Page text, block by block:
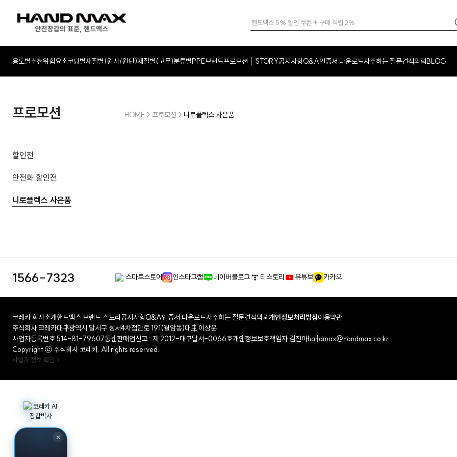
용도별추천위험요소코팅별재질별(원사/원단)재질별(고무)분류별PPE브랜드프로모션 STORY공지사항Q&A인증서 다운로드자주하는 질문견적의뢰BLOG
×
프로모션
할인전
안전화 할인전
니로플렉스 사은품
HOME > 프로모션 > 니로플렉스 사은품
1566-7323 스마트스토어 인스타그램 네이버블로그 티스토리 유튜브 카카오
코레카 회사소개핸드맥스 브랜드 스토리공지사항Q&A인증서 다운로드자주하는 질문견적의뢰개인정보처리방침이용약관
주식회사 코레카대구광역시 달서구 성서4차첨단로 191(월암동)대표 이상윤
사업자등록번호 514-81-79607통신판매업신고 : 제 2012-대구달서-0066호개인정보보호책임자 김진아handmax@handmax.co.kr
Copyright ⓒ 주식회사 코레카. All rights reserved.
사업자 정보 확인 >